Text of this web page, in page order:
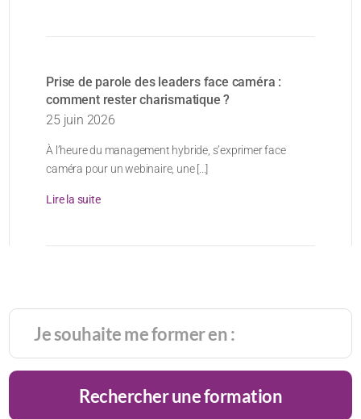
Prise de parole des leaders face caméra :
comment rester charismatique ?
25 juin 2026
À l’heure du management hybride, s’exprimer face
caméra pour un webinaire, une [...]
Lire la suite
Rechercher une formation